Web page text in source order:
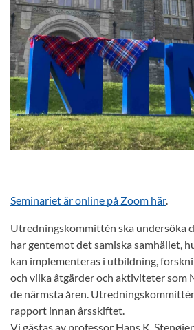
Seminariet är online på Zoom här.
Utredningskommittén ska undersöka
har gentemot det samiska samhället,
kan implementeras i utbildning,
och vilka åtgärder och aktiviteter som
de närmsta åren.
rapport innan årsskiftet.
Vi gästas av professor Hans K.